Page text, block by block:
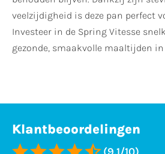
veelzijdigheid is deze pan perfect
Investeer in de Spring Vitesse
gezonde, smaakvolle maaltijden
Klantbeoordelingen